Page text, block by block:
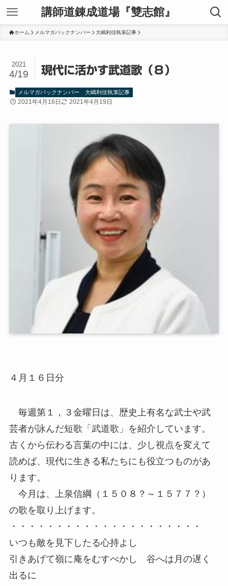
講師道錬成道場『雙志館』
ホーム メルマガバックナンバー 大嶋利佳執筆記事
現代に活かす武道歌（８）
2021
4/19
メルマガバックナンバー 大嶋利佳執筆記事
2021年4月16日 2021年4月19日
４月１６日分
毎週第１，３金曜日は、歴史上有名な武士や武
芸者が詠んだ短歌「武道歌」を紹介しています。
古くから伝わる言葉の中には、少し視点を変えて
読めば、現代に生きる私たちにも役立つものがあ
ります。
今月は、上泉信綱（１５０８？～１５７７？）
の歌を取り上げます。
・・・・・・・・・・・・・・・・・・・・・
いつも敵を見下したる心持よし
引きあげて嶺に庵をむすべかし 谷へは月の遅く
出るに